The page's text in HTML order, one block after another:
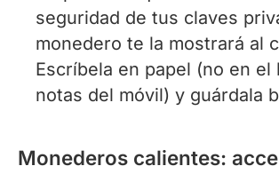
seguridad de tus claves
monedero te la mostrará al
Escríbela en papel (no en el
notas del móvil) y guárdala
Monederos calientes: